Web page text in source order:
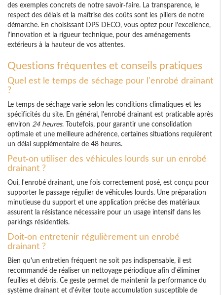
des exemples concrets de notre savoir-faire. La transparence, le
respect des délais et la maîtrise des coûts sont les piliers de notre
démarche. En choisissant DPS DECO, vous optez pour l'excellence,
l'innovation et la rigueur technique, pour des aménagements
extérieurs à la hauteur de vos attentes.
Questions fréquentes et conseils pratiques
Quel est le temps de séchage pour l'enrobé drainant
?
Le temps de séchage varie selon les conditions climatiques et les
spécificités du site. En général, l'enrobé drainant est praticable après
environ 24 heures. Toutefois, pour garantir une consolidation
optimale et une meilleure adhérence, certaines situations requièrent
un délai supplémentaire de 48 heures.
Peut-on utiliser des véhicules lourds sur un enrobé
drainant ?
Oui, l'enrobé drainant, une fois correctement posé, est conçu pour
supporter le passage régulier de véhicules lourds. Une préparation
minutieuse du support et une application précise des matériaux
assurent la résistance nécessaire pour un usage intensif dans les
parkings résidentiels.
Doit-on entretenir régulièrement un enrobé
drainant ?
Bien qu'un entretien fréquent ne soit pas indispensable, il est
recommandé de réaliser un nettoyage périodique afin d'éliminer
feuilles et débris. Ce geste permet de maintenir la performance du
système drainant et d'éviter toute accumulation susceptible de